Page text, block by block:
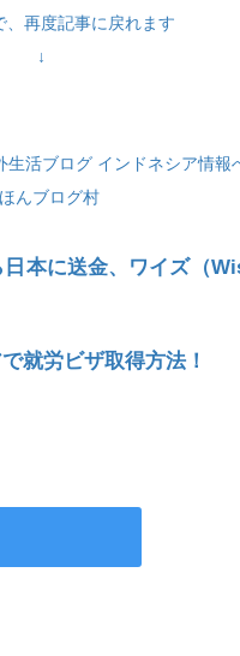
、再度記事に戻れます
↓
んブログ村
本に送金、ワイズ（
就労ビザ取得方法！